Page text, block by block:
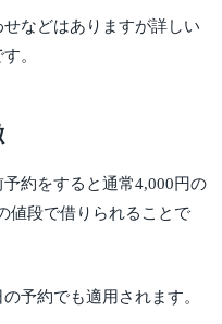
などはありますが詳しい
。
約をすると通常4,000円の
値段で借りられることで
予約でも適用されます。